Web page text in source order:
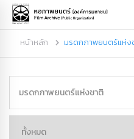
หน้าหลัก มรดกภาพยนตร์แห่ง